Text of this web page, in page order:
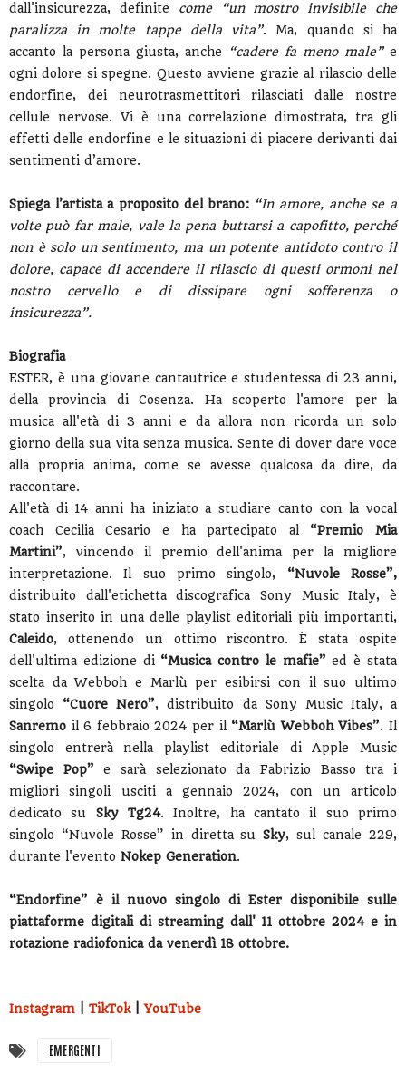
dall'insicurezza, definite come “un mostro invisibile che
paralizza in molte tappe della vita”. Ma, quando si ha
accanto la persona giusta, anche
“cadere fa meno male”e
ogni dolore si spegne. Questo avviene grazie al rilascio delle
endorfine, dei neurotrasmettitori rilasciati dalle nostre
cellule nervose. Vi è una correlazione dimostrata, tra gli
effetti delle endorfine e le situazioni di piacere derivanti dai
sentimenti d’amore.
Spiega l’artista a proposito del brano: “In amore, anche se a
volte può far male, vale la pena buttarsi a capofitto, perché
non è solo un sentimento, ma un potente antidoto contro il
dolore, capace di accendere il rilascio di questi ormoni nel
nostro cervello e di dissipare ogni sofferenza o
insicurezza”.
Biografia
ESTER, è una giovane cantautrice e studentessa di 23 anni,
della provincia di Cosenza. Ha scoperto l'amore per la
musica all'età di 3 anni e da allora non ricorda un solo
giorno della sua vita senza musica. Sente di dover dare voce
alla propria anima, come se avesse qualcosa da dire, da
raccontare.
All'età di 14 anni ha iniziato a studiare canto con la vocal
coach Cecilia Cesario e ha partecipato al “Premio Mia
Martini”, vincendo il premio dell'anima per la migliore
interpretazione. Il suo primo singolo, “Nuvole Rosse”,
distribuito dall'etichetta discografica Sony Music Italy, è
stato inserito in una delle playlist editoriali più importanti,
Caleido, ottenendo un ottimo riscontro. È stata ospite
dell'ultima edizione di “Musica contro le mafie”ed è stata
scelta da Webboh e Marlù per esibirsi con il suo ultimo
singolo “Cuore Nero”, distribuito da Sony Music Italy, a
Sanremo il 6 febbraio 2024 per il “Marlù Webboh Vibes”. Il
singolo entrerà nella playlist editoriale di Apple Music
“Swipe Pop” e sarà selezionato da Fabrizio Basso tra i
migliori singoli usciti a gennaio 2024, con un articolo
dedicato su Sky Tg24. Inoltre, ha cantato il suo primo
singolo “Nuvole Rosse” in diretta suSky, sul canale 229,
durante l'evento Nokep Generation.
“Endorfine” è il nuovo singolo di Ester disponibile sulle
piattaforme digitali di streaming dall' 11 ottobre 2024 e in
rotazione radiofonica da venerdì 18 ottobre.
Instagram TikTok|YouTube
EMERGENTI